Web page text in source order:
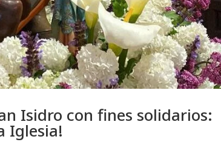
Isidro con fines solidarios:
Iglesia!